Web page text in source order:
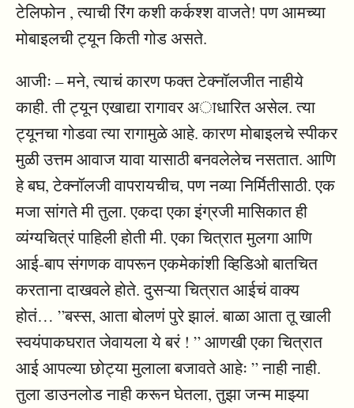
टेलिफोन , त्याची रिंग कशी कर्कश्श वाजते! पण आमच्या
मोबाइलची ट्यून किती गोड असते.
आजीः – मने, त्याचं कारण फक्त टेक्नॉलजीत नाहीये
काही. ती ट्यून एखाद्या रागावर अाधारित असेल. त्या
ट्यूनचा गोडवा त्या रागामुळे आहे. कारण मोबाइलचे स्पीकर
मुळी उत्तम आवाज यावा यासाठी बनवलेलेच नसतात. आणि
हे बघ, टेक्नॉलजी वापरायचीच, पण नव्या निर्मितीसाठी. एक
मजा सांगते मी तुला. एकदा एका इंग्रजी मासिकात ही
व्यंग्यचित्रं पाहिली होती मी. एका चित्रात मुलगा आणि
आई-बाप संगणक वापरून एकमेकांशी व्हिडिओ बातचित
करताना दाखवले होते. दुसऱ्या चित्रात आईचं वाक्य
होतं… ”बस्स, आता बोलणं पुरे झालं. बाळा आता तू खाली
स्वयंपाकघरात जेवायला ये बरं ! ” आणखी एका चित्रात
आई आपल्या छोट्या मुलाला बजावते आहेः ” नाही नाही.
तुला डाउनलोड नाही करून घेतला, तुझा जन्म माझ्या